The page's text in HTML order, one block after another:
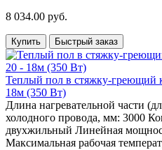
8 034.00 руб.
Купить Быстрый заказ
Теплый пол в стяжку-греющий
18м (350 Вт)
Длина нагревательной части
холодного провода, мм: 3000
двухжильный Линейная
Максимальная рабочая